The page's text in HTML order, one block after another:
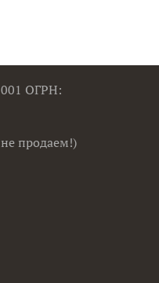
ОГРН:
продаем!)